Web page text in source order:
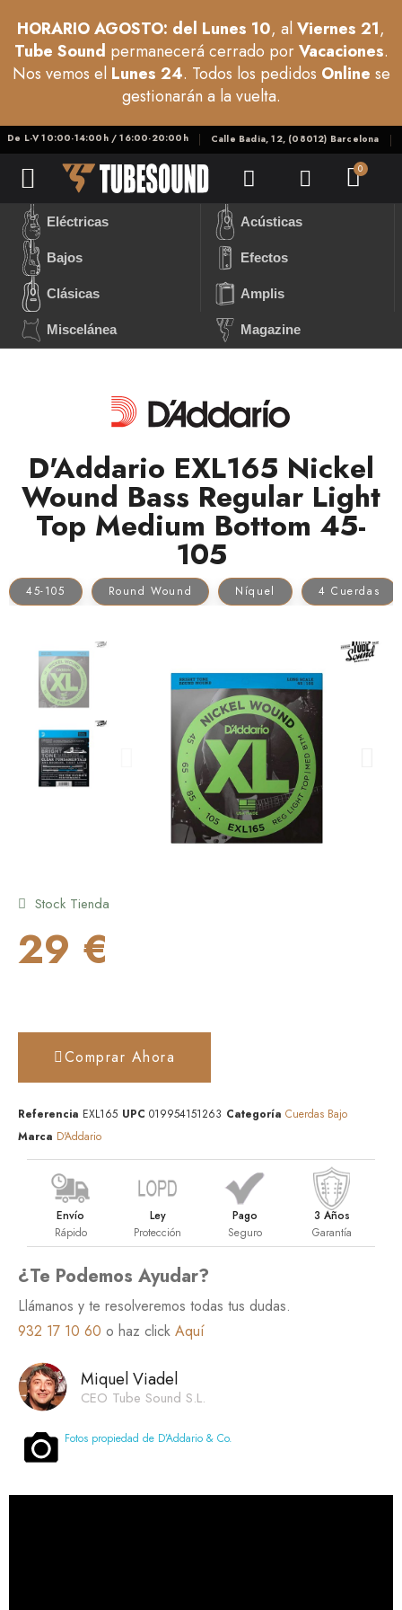
HORARIO AGOSTO: del Lunes 10, alViernes 21,
Tube Sound permanecerá cerrado porVacaciones.
Nos vemos el Lunes 24. Todos los pedidos Online se
gestionarán a la vuelta.
De L-V 10:00-14:00h / 16:00-20:00h Calle Badia, 12, (08012) Barcelona
Eléctricas Acústicas
Bajos Efectos
Clásicas Amplis
Miscelánea Magazine
D'Addario EXL165 Nickel
Wound Bass Regular Light
Top Medium Bottom 45-
105
45-105 Round Wound Níquel 4 Cuerdas
Stock Tienda
29 €
Comprar Ahora
Referencia EXL165 UPC 019954151263 Categoría Cuerdas Bajo
Marca D'Addario
Envío
Rápido
Ley
Protección
Pago
Seguro
3 Años
Garantía
¿Te Podemos Ayudar?
Llámanos y te resolveremos todas tus dudas.
932 17 10 60 o haz click Aquí
Miquel Viadel
CEO Tube Sound S.L.
Fotos propiedad de D’Addario & Co.